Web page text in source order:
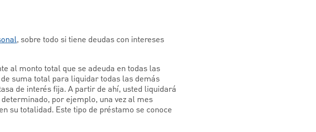
, sobre todo si tiene deudas con intereses
al monto total que se adeuda en todas las
suma total para liquidar todas las demás
de interés fija. A partir de ahí, usted liquidará
por ejemplo, una vez al mes
su totalidad. Este tipo de préstamo se conoce